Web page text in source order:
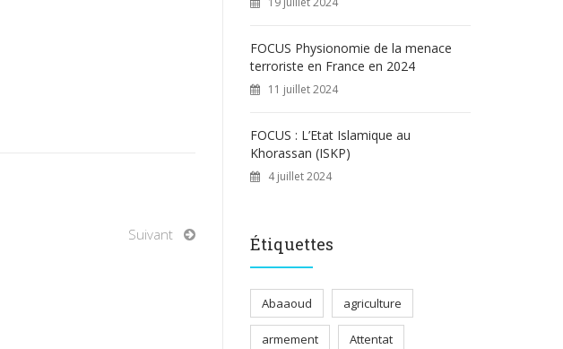
Suivant
FOCUS Physionomie de la menace
terroriste en France en 2024
11 juillet 2024
FOCUS : L’Etat Islamique au
Khorassan (ISKP)
4 juillet 2024
Étiquettes
Abaaoud agriculture
armement Attentat